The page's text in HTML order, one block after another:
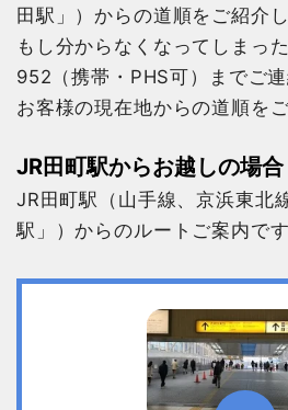
田駅」）からの道順をご紹介し
もし分からなくなってしまっ
952（携帯・PHS可）までご連
お客様の現在地からの道順を
JR田町駅からお越しの場合
JR田町駅（山手線、京浜東北
駅」）からのルートご案内です